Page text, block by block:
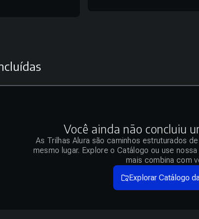
Você ainda não concluiu
As Trilhas Alura são caminhos estruturados
mesmo lugar. Explore o Catálogo ou use
mais combina com
Explorar Catálogo